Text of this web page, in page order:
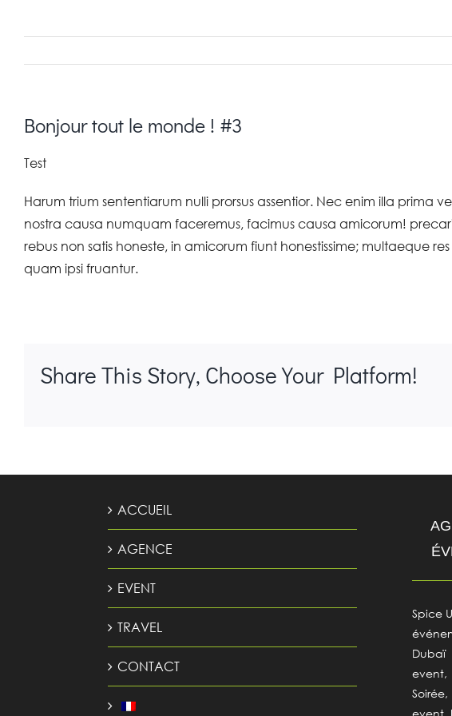
Bonjour tout le monde ! #3
Test
Harum trium sententiarum nulli prorsus assentior. Nec enim illa prima
nostra causa numquam faceremus, facimus causa amicorum!
rebus non satis honeste, in amicorum fiunt honestissime; multaeque
quam ipsi fruantur.
Share This Story, Choose Your Platform!
ACCUEIL
AGENCE
EVENT
TRAVEL
CONTACT
Spice
Dubaï
event,